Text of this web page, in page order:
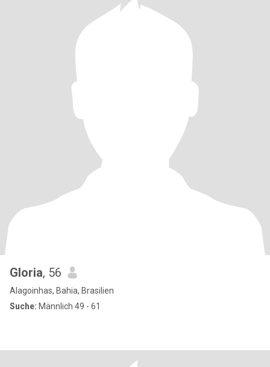
Gloria, 56
Alagoinhas, Bahia, Brasilien
Suche: Männlich 49 - 61